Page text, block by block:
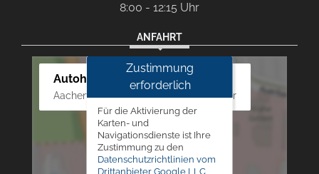
8:00 - 12:15 Uhr
ANFAHRT
Autohaus Westphal
Aachener Str. 84 - 88, 52249 Eschweiler
Zustimmung
erforderlich
Für die Aktivierung der
Karten- und
Navigationsdienste ist Ihre
Zustimmung zu den
Datenschutzrichtlinien vom
Drittanbieter Google LLC